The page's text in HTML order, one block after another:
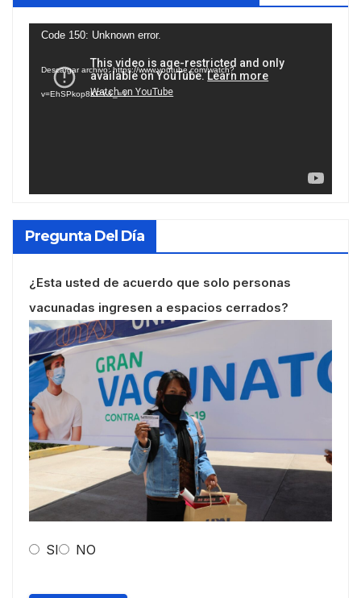
Reproductor
vídeo
Code 150: Unknown error.
Descargar archivo: https://www.youtube.com/watch?
v=EhSPkop8KPY&_=1
Pregunta Del Día
¿Esta usted de acuerdo que solo personas
vacunadas ingresen a espacios cerrados?
SI NO